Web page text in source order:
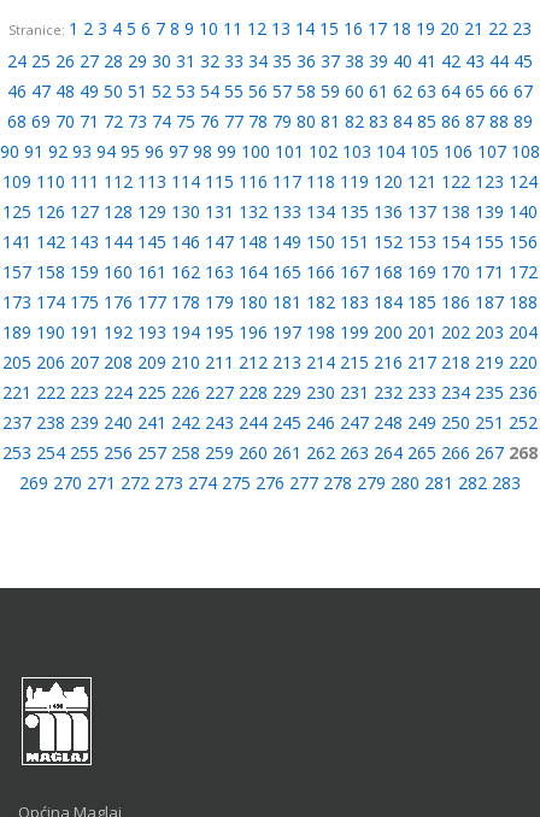
Stranice: 1 2 3 4 5 6 7 8 9 10 11 12 13 14 15 16 17 18 19 20 21 22 23
24 25 26 27 28 29 30 31 32 33 34 35 36 37 38 39 40 41 42 43 44 45
46 47 48 49 50 51 52 53 54 55 56 57 58 59 60 61 62 63 64 65 66 67
68 69 70 71 72 73 74 75 76 77 78 79 80 81 82 83 84 85 86 87 88 89
90 91 92 93 94 95 96 97 98 99 100 101 102 103 104 105 106 107 108
109 110 111 112 113 114 115 116 117 118 119 120 121 122 123 124
125 126 127 128 129 130 131 132 133 134 135 136 137 138 139 140
141 142 143 144 145 146 147 148 149 150 151 152 153 154 155 156
157 158 159 160 161 162 163 164 165 166 167 168 169 170 171 172
173 174 175 176 177 178 179 180 181 182 183 184 185 186 187 188
189 190 191 192 193 194 195 196 197 198 199 200 201 202 203 204
205 206 207 208 209 210 211 212 213 214 215 216 217 218 219 220
221 222 223 224 225 226 227 228 229 230 231 232 233 234 235 236
237 238 239 240 241 242 243 244 245 246 247 248 249 250 251 252
253 254 255 256 257 258 259 260 261 262 263 264 265 266 267 268
269 270 271 272 273 274 275 276 277 278 279 280 281 282 283
Općina Maglaj